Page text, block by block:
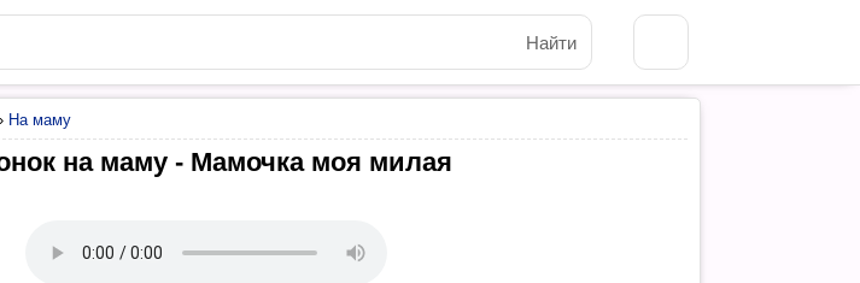
Найти
На маму
на маму - Мамочка моя милая